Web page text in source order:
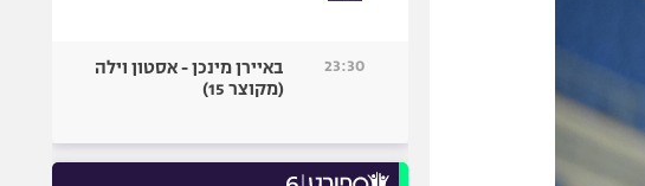
23:30
באיירן מינכן - אסטון וילה
(מקוצר 15)